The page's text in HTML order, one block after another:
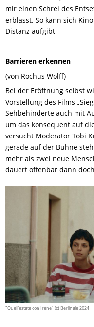
mir einen Schrei des
erblasst. So kann sich
Distanz aufgibt.
Barrieren erkennen
(von Rochus Wolff)
Bei der Eröffnung selbst
Vorstellung des Films
Sehbehinderte auch mit
um das konsequent auf
versucht Moderator Tobi
gerade auf der Bühne
mehr als zwei neue
dauert offenbar dann
"Quell’estate con Irène" (c) Berlinale 2024